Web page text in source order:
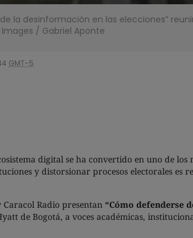
la desinformación en las elecciones”
/ Gabriel Aponte
GMT-5
digital se ha convertido en uno de los
y distorsionar procesos electorales es
Caracol Radio presentan “Cómo defenderse
de Bogotá, a voces académicas,